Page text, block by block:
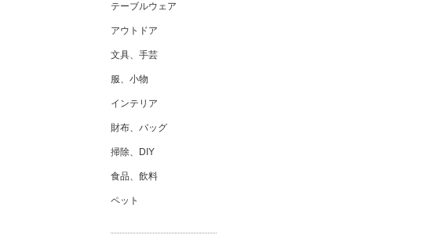
テーブルウェア
アウトドア
文具、手芸
服、小物
インテリア
財布、バッグ
掃除、DIY
食品、飲料
ペット